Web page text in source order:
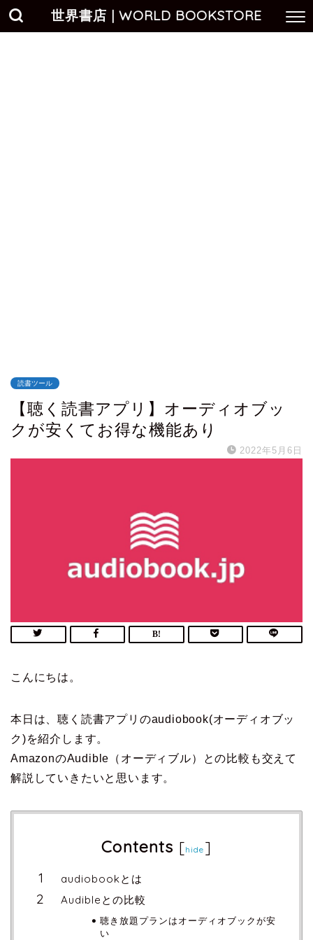
世界書店 | WORLD BOOKSTORE
読書ツール
【聴く読書アプリ】オーディオブッ
クが安くてお得な機能あり
2022年5月6日
こんにちは。
本日は、聴く読書アプリのaudiobook(オーディオブッ
ク)を紹介します。
AmazonのAudible（オーディブル）との比較も交えて
解説していきたいと思います。
Contents [hide ]
audiobookとは
Audibleとの比較
聴き放題プランはオーディオブックが安
い